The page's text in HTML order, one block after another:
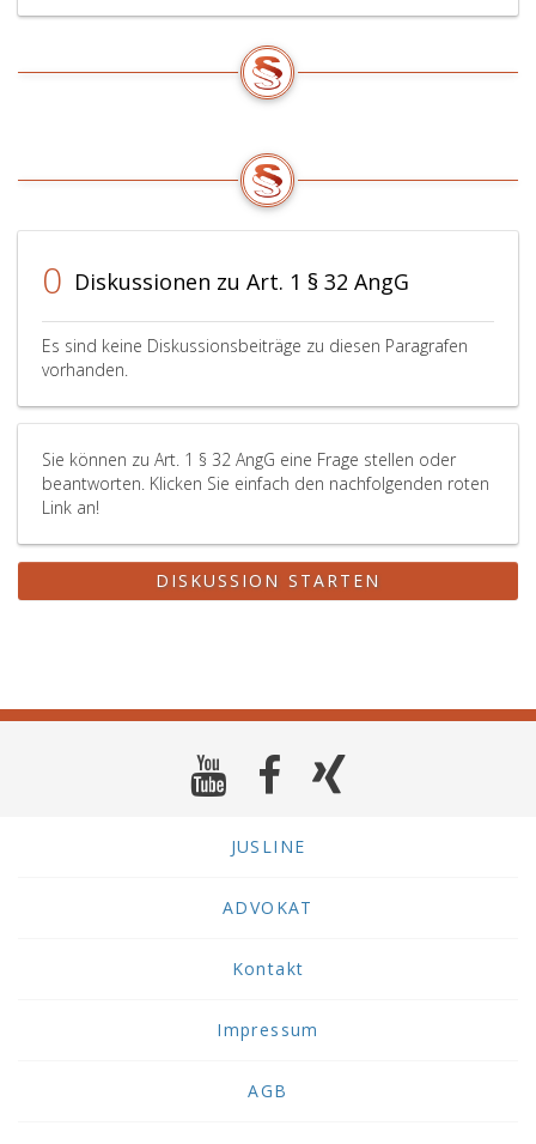
0 Diskussionen zu Art. 1 § 32 AngG
Es sind keine Diskussionsbeiträge zu diesen Paragrafen
vorhanden.
Sie können zu Art. 1 § 32 AngG eine Frage stellen oder
beantworten. Klicken Sie einfach den nachfolgenden roten
Link an!
DISKUSSION STARTEN
JUSLINE
ADVOKAT
Kontakt
Impressum
AGB